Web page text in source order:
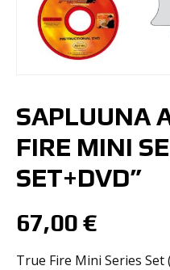
SAPLUUNA
FIRE MINI
SET+DVD”
67,00 €
True Fire Mini Series Set